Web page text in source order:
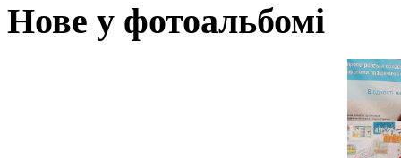
Нове у фотоальбомі